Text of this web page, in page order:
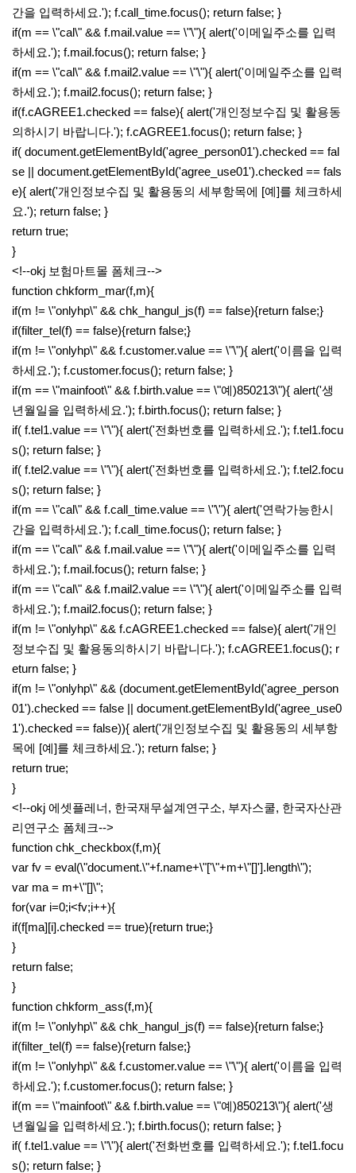
간을 입력하세요.'); f.call_time.focus(); return false; }
if(m == \"cal\" && f.mail.value == \"\"){ alert('이메일주소를 입력
하세요.'); f.mail.focus(); return false; }
if(m == \"cal\" && f.mail2.value == \"\"){ alert('이메일주소를 입력
하세요.'); f.mail2.focus(); return false; }
if(f.cAGREE1.checked == false){ alert('개인정보수집 및 활용동
의하시기 바랍니다.'); f.cAGREE1.focus(); return false; }
if( document.getElementById('agree_person01').checked == fal
se || document.getElementById('agree_use01').checked == fals
e){ alert('개인정보수집 및 활용동의 세부항목에 [예]를 체크하세
요.'); return false; }
return true;
}
<!--okj 보험마트몰 폼체크-->
function chkform_mar(f,m){
if(m != \"onlyhp\" && chk_hangul_js(f) == false){return false;}
if(filter_tel(f) == false){return false;}
if(m != \"onlyhp\" && f.customer.value == \"\"){ alert('이름을 입력
하세요.'); f.customer.focus(); return false; }
if(m == \"mainfoot\" && f.birth.value == \"예)850213\"){ alert('생
년월일을 입력하세요.'); f.birth.focus(); return false; }
if( f.tel1.value == \"\"){ alert('전화번호를 입력하세요.'); f.tel1.focu
s(); return false; }
if( f.tel2.value == \"\"){ alert('전화번호를 입력하세요.'); f.tel2.focu
s(); return false; }
if(m == \"cal\" && f.call_time.value == \"\"){ alert('연락가능한시
간을 입력하세요.'); f.call_time.focus(); return false; }
if(m == \"cal\" && f.mail.value == \"\"){ alert('이메일주소를 입력
하세요.'); f.mail.focus(); return false; }
if(m == \"cal\" && f.mail2.value == \"\"){ alert('이메일주소를 입력
하세요.'); f.mail2.focus(); return false; }
if(m != \"onlyhp\" && f.cAGREE1.checked == false){ alert('개인
정보수집 및 활용동의하시기 바랍니다.'); f.cAGREE1.focus(); r
eturn false; }
if(m != \"onlyhp\" && (document.getElementById('agree_person
01').checked == false || document.getElementById('agree_use0
1').checked == false)){ alert('개인정보수집 및 활용동의 세부항
목에 [예]를 체크하세요.'); return false; }
return true;
}
<!--okj 에셋플레너, 한국재무설계연구소, 부자스쿨, 한국자산관
리연구소 폼체크-->
function chk_checkbox(f,m){
var fv = eval(\"document.\"+f.name+\"['\"+m+\"[]'].length\");
var ma = m+\"[]\";
for(var i=0;i<fv;i++){
if(f[ma][i].checked == true){return true;}
}
return false;
}
function chkform_ass(f,m){
if(m != \"onlyhp\" && chk_hangul_js(f) == false){return false;}
if(filter_tel(f) == false){return false;}
if(m != \"onlyhp\" && f.customer.value == \"\"){ alert('이름을 입력
하세요.'); f.customer.focus(); return false; }
if(m == \"mainfoot\" && f.birth.value == \"예)850213\"){ alert('생
년월일을 입력하세요.'); f.birth.focus(); return false; }
if( f.tel1.value == \"\"){ alert('전화번호를 입력하세요.'); f.tel1.focu
s(); return false; }